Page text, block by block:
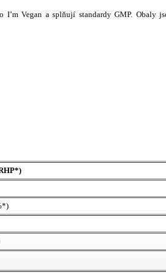
Vegan a splňují standardy GMP. Obaly